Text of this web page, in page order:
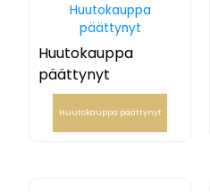
Huutokauppa
päättynyt
Huutokauppa
päättynyt
Huutokauppa päättynyt